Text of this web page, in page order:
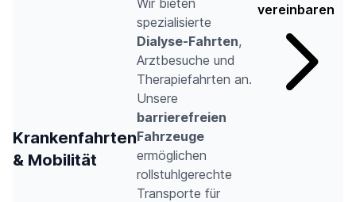
Krankenfahrten
& Mobilität
spezialisierte
Dialyse-Fahrten,
Arztbesuche und
Therapiefahrten an.
Unsere
barrierefreien
Fahrzeuge
ermöglichen
rollstuhlgerechte
Transporte für
vereinbaren